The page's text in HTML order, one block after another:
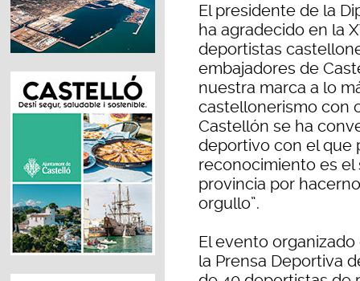
El presidente de la
ha agradecido en la
deportistas
embajadores de
nuestra marca a lo
castellonerismo con
Castellón se ha
deportivo con el que
reconocimiento es el
provincia por
orgullo”.
El evento
la Prensa Deportiva